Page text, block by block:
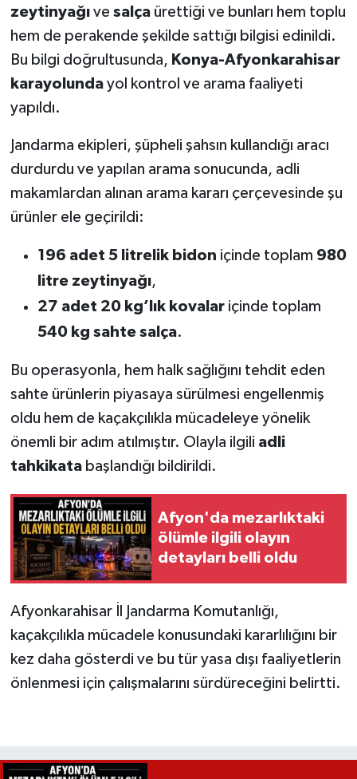
zeytinyağıve salçaürettiği ve bunları hem toplu
hem de perakende şekilde sattığı bilgisi edinildi.
Bu bilgi doğrultusunda, Konya-Afyonkarahisar
karayolundayol kontrol ve arama faaliyeti
yapıldı.
Jandarma ekipleri, şüpheli şahsın kullandığı aracı
durdurdu ve yapılan arama sonucunda, adli
makamlardan alınan arama kararı çerçevesinde şu
ürünler ele geçirildi:
196 adet 5 litrelik bidon içinde toplam 980
litre zeytinyağı,
27 adet 20 kg’lık kovalariçinde toplam
540 kg sahte salça.
Bu operasyonla, hem halk sağlığını tehdit eden
sahte ürünlerin piyasaya sürülmesi engellenmiş
oldu hem de kaçakçılıkla mücadeleye yönelik
önemli bir adım atılmıştır. Olayla ilgili adli
tahkikatabaşlandığı bildirildi.
Afyon'da mezarlıktaki
ölümle ilgili olayın
detayları belli oldu
Afyonkarahisar İl Jandarma Komutanlığı,
kaçakçılıkla mücadele konusundaki kararlılığını bir
kez daha gösterdi ve bu tür yasa dışı faaliyetlerin
önlenmesi için çalışmalarını sürdüreceğini belirtti.